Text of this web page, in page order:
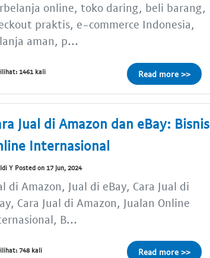
online, toko daring, beli barang,
praktis, e-commerce Indonesia,
aman, p...
1461 kali Read more >>
Jual di Amazon dan eBay: Bisnis
Internasional
Y Posted on 17 Jun, 2024
di Amazon, Jual di eBay, Cara Jual di
Cara Jual di Amazon, Jualan Online
B...
748 kali Read more >>